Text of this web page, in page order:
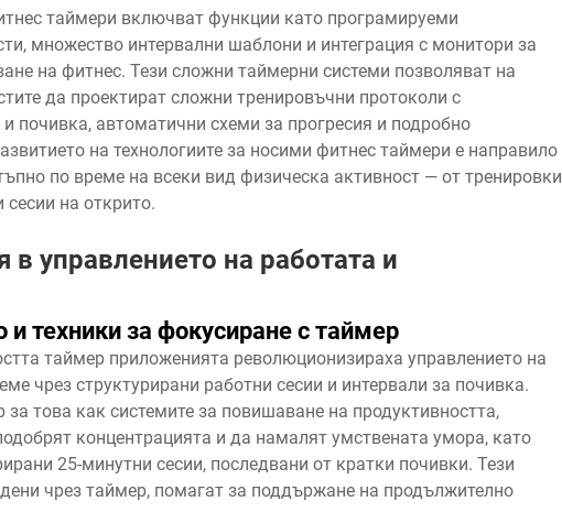
таймери включват функции като програмируеми
множество интервални шаблони и интеграция с монитори за
на фитнес. Тези сложни таймерни системи позволяват на
да проектират сложни тренировъчни протоколи с
почивка, автоматични схеми за прогресия и подробно
на технологиите за носими фитнес таймери е направило
по време на всеки вид физическа активност — от тренировки
на открито.
в управлението на работата и
техники за фокусиране с таймер
таймер приложенията революционизираха управлението на
чрез структурирани работни сесии и интервали за почивка.
това как системите за повишаване на продуктивността,
концентрацията и да намалят умствената умора, като
25-минутни сесии, последвани от кратки почивки. Тези
чрез таймер, помагат за поддържане на продължително